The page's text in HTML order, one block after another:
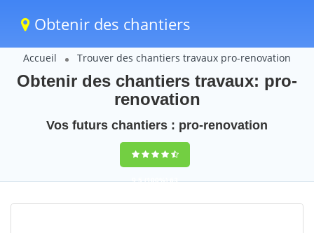
Obtenir des chantiers
Accueil Trouver des chantiers travaux pro-renovation
Obtenir des chantiers travaux: pro-
renovation
Vos futurs chantiers : pro-renovation
9,5(100%)63
votes